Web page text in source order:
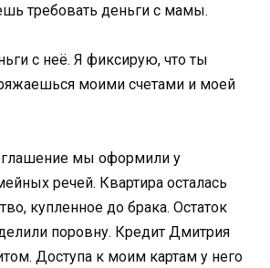
требовать деньги с мамы.
с неё. Я фиксирую, что ты
моими счетами и моей
мы оформили у
речей. Квартира осталась
купленное до брака. Остаток
поровну. Кредит Дмитрия
Доступа к моим картам у него